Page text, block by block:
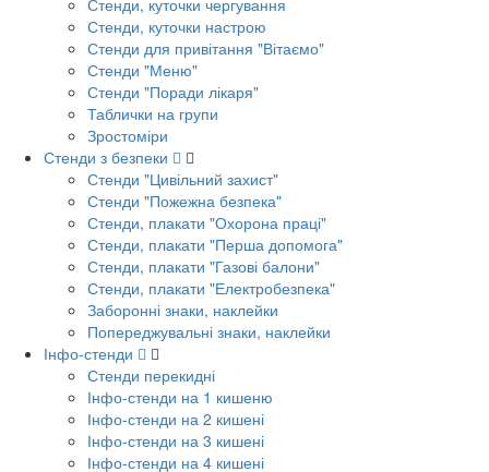
Стенди, куточки чергування
Стенди, куточки настрою
Стенди для привітання "Вітаємо"
Стенди "Меню"
Стенди "Поради лікаря"
Таблички на групи
Зростоміри
Стенди з безпеки
Стенди "Цивільний захист"
Стенди "Пожежна безпека"
Стенди, плакати "Охорона праці"
Стенди, плакати "Перша допомога"
Стенди, плакати "Газові балони"
Стенди, плакати "Електробезпека"
Заборонні знаки, наклейки
Попереджувальні знаки, наклейки
Інфо-стенди
Стенди перекидні
Інфо-стенди на 1 кишеню
Інфо-стенди на 2 кишені
Інфо-стенди на 3 кишені
Інфо-стенди на 4 кишені